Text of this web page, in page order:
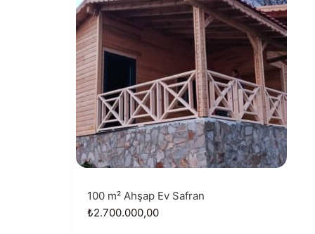
100 m² Ahşap Ev Safran
₺2.700.000,00